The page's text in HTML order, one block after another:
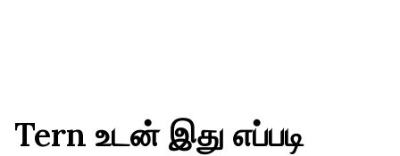
Tern உடன் இது எப்படி